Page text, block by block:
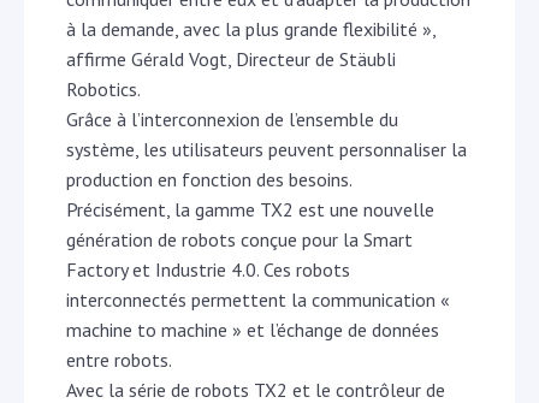
à la demande, avec la plus grande flexibilité »,
affirme Gérald Vogt, Directeur de Stäubli
Robotics.
Grâce à l’interconnexion de l’ensemble du
système, les utilisateurs peuvent personnaliser la
production en fonction des besoins.
Précisément, la gamme TX2 est une nouvelle
génération de robots conçue pour la Smart
Factory et Industrie 4.0. Ces robots
interconnectés permettent la communication «
machine to machine » et l’échange de données
entre robots.
Avec la série de robots TX2 et le contrôleur de